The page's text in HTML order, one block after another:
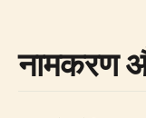
नामकरण